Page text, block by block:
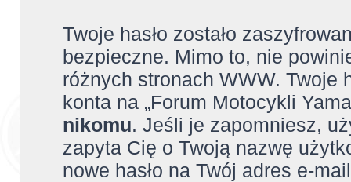
Twoje hasło zostało
bezpieczne. Mimo to, nie
różnych stronach WWW. Twoje
konta na „Forum Motocykli
nikomu. Jeśli je zapomniesz,
zapyta Cię o Twoją nazwę
nowe hasło na Twój adres e-